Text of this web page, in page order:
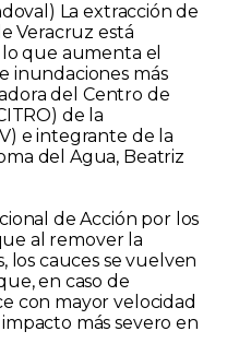
La extracción de
Veracruz está
que aumenta el
inundaciones más
del Centro de
de la
e integrante de la
del Agua, Beatriz
de Acción por los
al remover la
los cauces se vuelven
en caso de
con mayor velocidad
más severo en